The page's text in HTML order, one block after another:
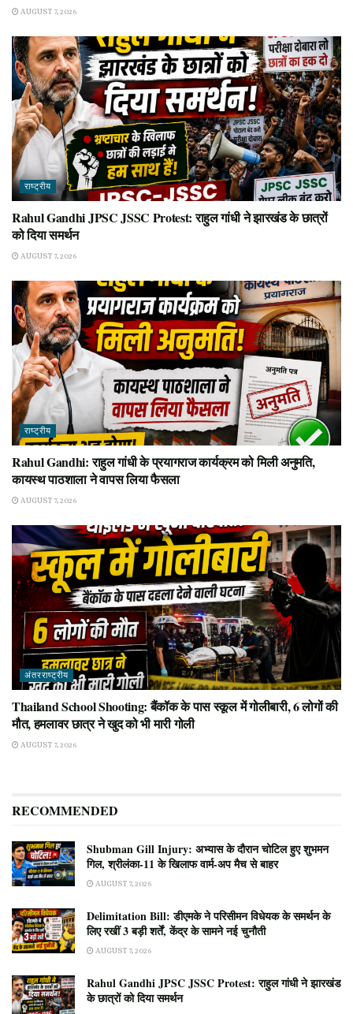
AUGUST 7, 2026
राष्ट्रीय
Rahul Gandhi JPSC JSSC Protest: राहुल गांधी ने झारखंड के छात्रों
को दिया समर्थन
AUGUST 7, 2026
राष्ट्रीय
Rahul Gandhi: राहुल गांधी के प्रयागराज कार्यक्रम को मिली अनुमति,
कायस्थ पाठशाला ने वापस लिया फैसला
AUGUST 7, 2026
अंतरराष्ट्रीय
Thailand School Shooting: बैंकॉक के पास स्कूल में गोलीबारी, 6 लोगों की
मौत, हमलावर छात्र ने खुद को भी मारी गोली
AUGUST 7, 2026
RECOMMENDED
Shubman Gill Injury: अभ्यास के दौरान चोटिल हुए शुभमन
गिल, श्रीलंका-11 के खिलाफ वार्म-अप मैच से बाहर
AUGUST 7, 2026
Delimitation Bill: डीएमके ने परिसीमन विधेयक के समर्थन के
लिए रखीं 3 बड़ी शर्तें, केंद्र के सामने नई चुनौती
AUGUST 7, 2026
Rahul Gandhi JPSC JSSC Protest: राहुल गांधी ने झारखंड
के छात्रों को दिया समर्थन